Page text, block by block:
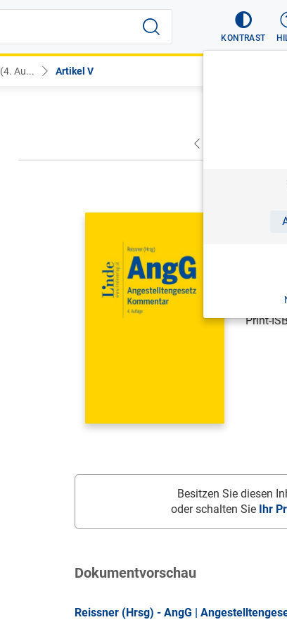
KONTRAST
Au... Artikel V
4.
Print-
Besitzen Sie diesen
oder schalten Sie
Ihr
Dokumentvorschau
Reissner (Hrsg) - AngG |